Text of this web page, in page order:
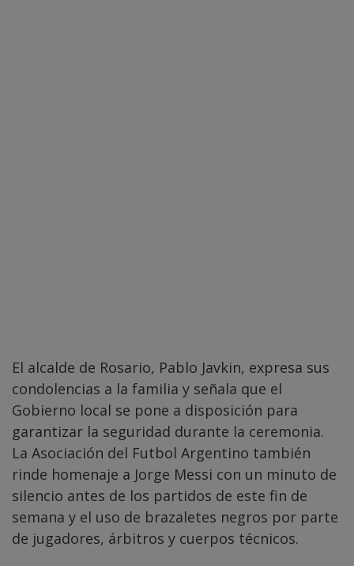
El alcalde de Rosario, Pablo Javkin, expresa sus
condolencias a la familia y señala que el
Gobierno local se pone a disposición para
garantizar la seguridad durante la ceremonia.
La Asociación del Futbol Argentino también
rinde homenaje a Jorge Messi con un minuto de
silencio antes de los partidos de este fin de
semana y el uso de brazaletes negros por parte
de jugadores, árbitros y cuerpos técnicos.